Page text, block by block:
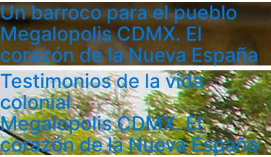
Un barroco para el pueblo
Megalopolis CDMX. El
corazón de la Nueva España
Testimonios de la vida
colonial
Megalopolis CDMX. El
corazón de la Nueva España